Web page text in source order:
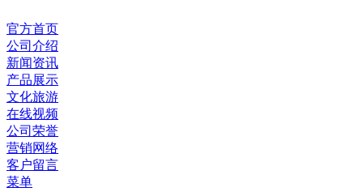
官方首页
公司介绍
新闻资讯
产品展示
文化旅游
在线视频
公司荣誉
营销网络
客户留言
菜单